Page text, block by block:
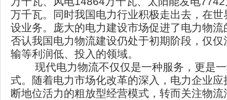
万千瓦。同时我国电力行业积极走出去，在
设业务。庞大的电力建设市场促进了电力物
否认我国电力物流建设仍处于初期阶段，仅
输等利润低、投入的领域。
现代电力物流不仅仅是一种服务，更是一
式。随着电力市场化改革的深入，电力企业
断地位活力的粗放型经营模式，转而关注物